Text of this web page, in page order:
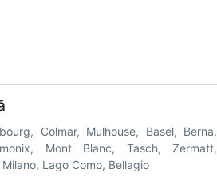
Colmar, Mulhouse, Basel, Berna,
Mont Blanc, Tasch, Zermatt,
Lago Como, Bellagio